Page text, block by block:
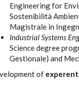
Engineering for
Sostenibilità
Magistrale in
Industrial Systems
Science degree
Gestionale) and
of